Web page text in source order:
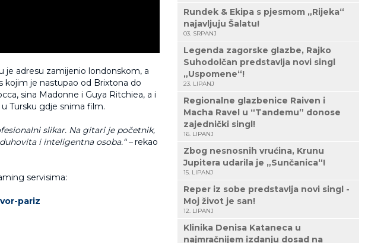
je adresu zamijenio londonskom, a
kojim je nastupao od Brixtona do
sina Madonne i Guya Ritchiea, a i
Tursku gdje snima film.
slikar. Na gitari je početnik,
i inteligentna osoba.“ –rekao
servisima:
pariz
Rundek & Ekipa s pjesmom „Rijeka“
najavljuju Šalatu!
03. SRPANJ
Legenda zagorske glazbe, Rajko
Suhodolčan predstavlja novi singl
„Uspomene“!
23. LIPANJ
Regionalne glazbenice Raiven i
Macha Ravel u “Tandemu” donose
zajednički singl!
16. LIPANJ
Zbog nesnosnih vrućina, Krunu
Jupitera udarila je „Sunčanica“!
15. LIPANJ
Reper iz sobe predstavlja novi singl -
Moj život je san!
12. LIPANJ
Klinika Denisa Kataneca u
najmračnijem izdanju dosad na